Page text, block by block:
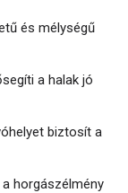
és mélységű
a halak jó
biztosít a
horgászélmény